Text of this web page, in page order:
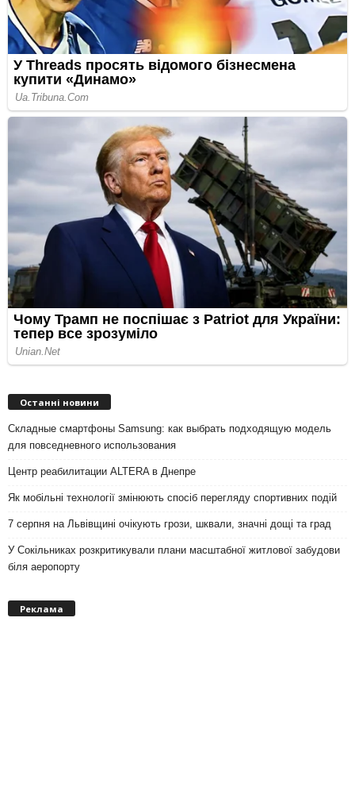
Останні новини
Складные смартфоны Samsung: как выбрать подходящую модель
для повседневного использования
Центр реабилитации ALTERA в Днепре
Як мобільні технології змінюють спосіб перегляду спортивних подій
7 серпня на Львівщині очікують грози, шквали, значні дощі та град
У Сокільниках розкритикували плани масштабної житлової забудови
біля аеропорту
Реклама